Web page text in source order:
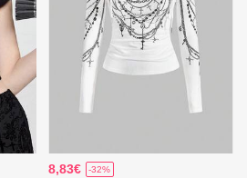
8,83€ -32%